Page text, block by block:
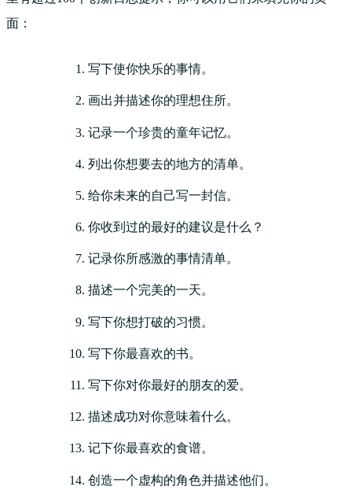
面：
写下使你快乐的事情。
画出并描述你的理想住所。
记录一个珍贵的童年记忆。
列出你想要去的地方的清单。
给你未来的自己写一封信。
你收到过的最好的建议是什么？
记录你所感激的事情清单。
描述一个完美的一天。
写下你想打破的习惯。
写下你最喜欢的书。
写下你对你最好的朋友的爱。
描述成功对你意味着什么。
记下你最喜欢的食谱。
创造一个虚构的角色并描述他们。